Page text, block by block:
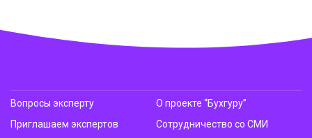
Вопросы эксперту
Приглашаем экспертов
О проекте “Бухгуру”
Сотрудничество со СМИ